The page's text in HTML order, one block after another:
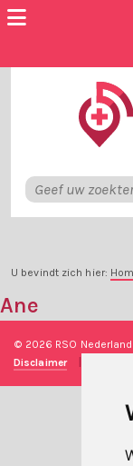
U bevindt zich hier:
Ane
© 2026 RSO Nederland
Disclaimer